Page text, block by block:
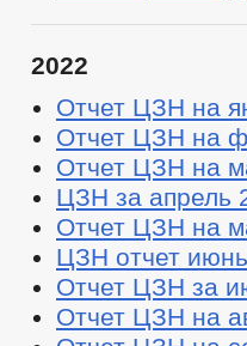
2022
Отчет ЦЗН на
Отчет ЦЗН на
Отчет ЦЗН на
ЦЗН за апрель
Отчет ЦЗН на
ЦЗН отчет июнь
Отчет ЦЗН за
Отчет ЦЗН на